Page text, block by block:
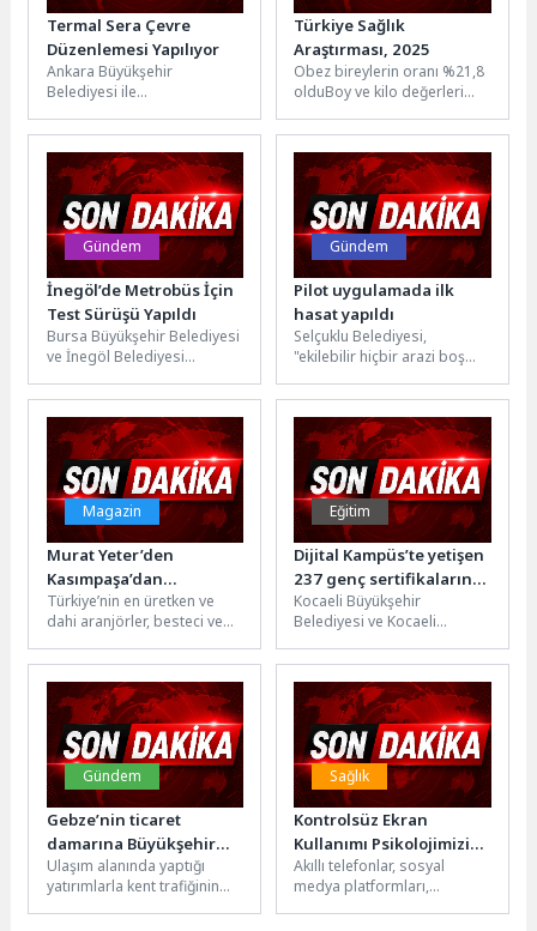
Termal Sera Çevre
Düzenlemesi Yapılıyor
Ankara Büyükşehir
Belediyesi ile
iş birliğinde, Soğucak
Mahallesi'nde bulunan
Termal Sera çevresinde
çevre...
Türkiye Sağlık
Araştırması, 2025
Obez bireylerin oranı %21,8
olduBoy ve kilo değerleri
vücut kütle indeksi
incelendiğinde; 15...
Gündem
İnegöl’de Metrobüs İçin
Test Sürüşü Yapıldı
Bursa Büyükşehir Belediyesi
ve İnegöl Belediyesi
ulaşım projeleri kapsamında
İnegöl’de ilk metrobüs...
Gündem
Pilot uygulamada ilk
hasat yapıldı
Selçuklu Belediyesi,
"ekilebilir hiçbir arazi boş
geçirdiği pilot uygulama ile
tarımsal üretim...
Magazin
Murat Yeter’den
Kasımpaşa’dan
Houston’a uzanan bir
başyapıt: Yıldızlar
Ordusu ‘Folk’ için bir
Türkiye’nin en üretken ve
dahi aranjörler, besteci ve
tarihimize altın harflerle...
Eğitim
Dijital Kampüs’te yetişen
237 genç sertifikalarını
aldı
Kocaeli Büyükşehir
Belediyesi ve Kocaeli
Merkezi işbirliğiyle yürütülen
“Dijital Kampüs Eğitim
Programları”...
Gündem
Gebze’nin ticaret
damarına Büyükşehir
dokunuşu
Ulaşım alanında yaptığı
yatırımlarla kent trafiğinin
Sağlık
Kontrolsüz Ekran
Kullanımı Psikolojimizi
Nasıl Etkiliyor?
Akıllı telefonlar, sosyal
medya platformları,